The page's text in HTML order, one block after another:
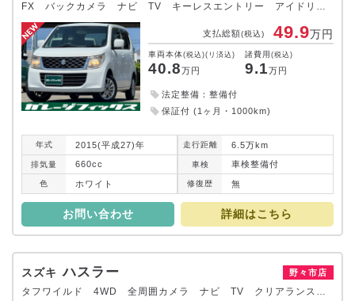
FX バックカメラ ナビ TV キーレスエントリー アイドリングストップ 電動格納ミラー シートヒーター ベンチシート CVT 盗難防止システム ABS CD ミュージックプレイヤー接続可 アルミホイール
支払総額(税込) 49.9万円
車両本体(税込)(リ済込)
40.8万円
諸費用(税込)
9.1万円
法定整備：整備付
保証付 (1ヶ月・1000km)
年式 2015(平成27)年 走行距離 6.5万km
排気量 660cc 車検 車検整備付
色 ホワイト 修復歴 無
お問い合わせ 詳細はこちら
スズキ ハスラー 野々市店
タフワイルド 4WD 全周囲カメラ ナビ TV クリアランスソナー オートクルーズコントロール レーンアシスト 衝突被害軽減システム オートライト LEDヘッドランプ アイドリングストップ 電動格納ミラー